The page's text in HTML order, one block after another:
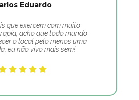
Eduardo
que exercem com muito
acho que todo mundo
o local pelo menos uma
eu não vivo mais sem!